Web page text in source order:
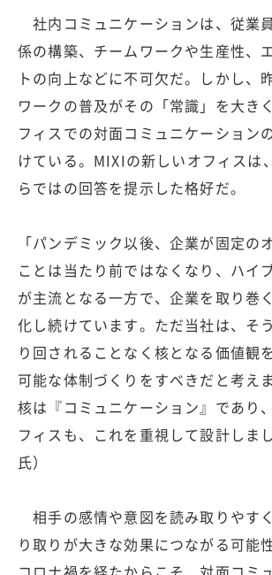
社内コミュニケーションは、従業
係の構築、チームワークや生産性、
トの向上などに不可欠だ。しかし、
ワークの普及がその「常識」を大き
フィスでの対面コミュニケーション
けている。MIXIの新しいオフィスは
らではの回答を提示した格好だ。
「パンデミック以後、企業が固定の
ことは当たり前ではなくなり、ハイ
が主流となる一方で、企業を取り巻
化し続けています。ただ当社は、そ
り回されることなく核となる価値観
可能な体制づくりをすべきだと考え
核は『コミュニケーション』であり
フィスも、これを重視して設計しま
氏）
相手の感情や意図を読み取りやす
り取りが大きな効果につながる可能